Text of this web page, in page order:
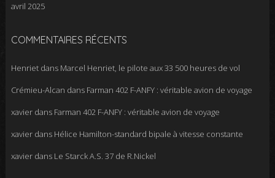
avril 2025
COMMENTAIRES RÉCENTS
Henrietdans Marcel Henriet, le pilote aux 33 500 heures de vol
Crémieu-Alcan dans Farman 402 F-ANFY : véritable avion de voyage
xavierdans Farman 402 F-ANFY : véritable avion de voyage
xavierdans Hélice Hamilton-standard bipale à vitesse constante
xavierdans Le Starck A.S. 37 de R.Nickel